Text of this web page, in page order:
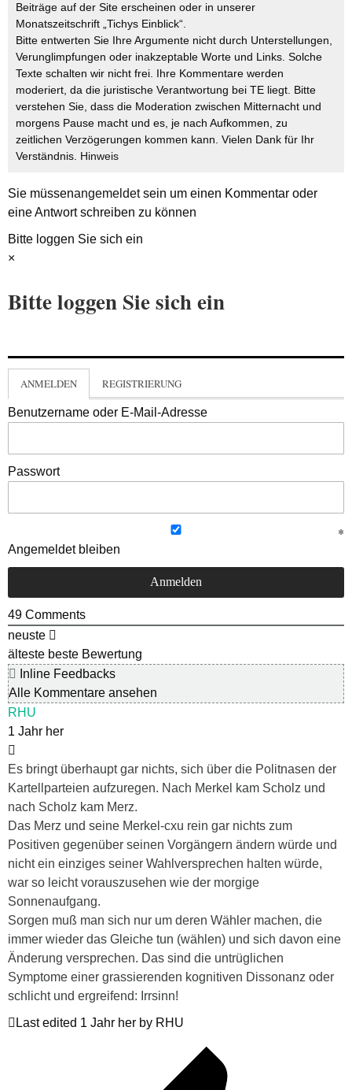
Beiträge auf der Site erscheinen oder in unserer
Monatszeitschrift „Tichys Einblick“.
Bitte entwerten Sie Ihre Argumente nicht durch Unterstellungen,
Verunglimpfungen oder inakzeptable Worte und Links. Solche
Texte schalten wir nicht frei. Ihre Kommentare werden
moderiert, da die juristische Verantwortung bei TE liegt. Bitte
verstehen Sie, dass die Moderation zwischen Mitternacht und
morgens Pause macht und es, je nach Aufkommen, zu
zeitlichen Verzögerungen kommen kann. Vielen Dank für Ihr
Verständnis. Hinweis
Sie müssenangemeldetsein um einen Kommentar oder
eine Antwort schreiben zu können
Bitte loggen Sie sich ein
×
Bitte loggen Sie sich ein
ANMELDEN REGISTRIERUNG
Benutzername oder E-Mail-Adresse
Passwort
Angemeldet bleiben
49 Comments
neuste
älteste beste Bewertung
Inline Feedbacks
Alle Kommentare ansehen
RHU
1 Jahr her
Es bringt überhaupt gar nichts, sich über die Politnasen der
Kartellparteien aufzuregen. Nach Merkel kam Scholz und
nach Scholz kam Merz.
Das Merz und seine Merkel-cxu rein gar nichts zum
Positiven gegenüber seinen Vorgängern ändern würde und
nicht ein einziges seiner Wahlversprechen halten würde,
war so leicht vorauszusehen wie der morgige
Sonnenaufgang.
Sorgen muß man sich nur um deren Wähler machen, die
immer wieder das Gleiche tun (wählen) und sich davon eine
Änderung versprechen. Das sind die untrüglichen
Symptome einer grassierenden kognitiven Dissonanz oder
schlicht und ergreifend: Irrsinn!
Last edited 1 Jahr her by RHU